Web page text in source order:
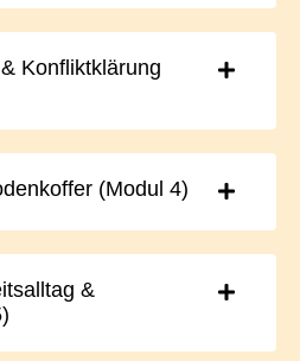
Konfliktklärung
(Modul 4)
&